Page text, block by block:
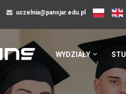
uczelnia@pansjar.edu.pl
WYDZIAŁY